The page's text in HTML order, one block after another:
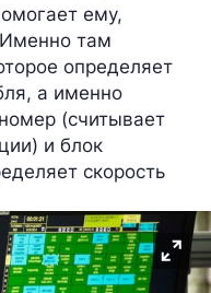
ему,
там
определяет
а именно
(считывает
и блок
скорость